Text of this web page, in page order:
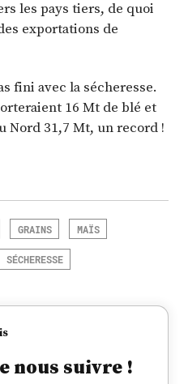
les pays tiers, de quoi
exportations de
fini avec la sécheresse.
16 Mt de blé et
Nord 31,7 Mt, un record !
GRAINS MAÏS
SÉCHERESSE
nous suivre !